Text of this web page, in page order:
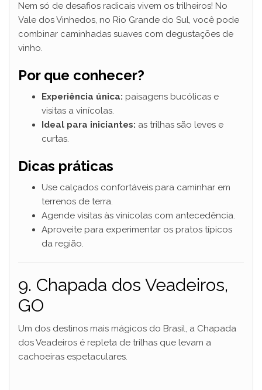
Nem só de desafios radicais vivem os trilheiros! No
Vale dos Vinhedos, no Rio Grande do Sul, você pode
combinar caminhadas suaves com degustações de
vinho.
Por que conhecer?
Experiência única: paisagens bucólicas e
visitas a vinícolas.
Ideal para iniciantes: as trilhas são leves e
curtas.
Dicas práticas
Use calçados confortáveis para caminhar em
terrenos de terra.
Agende visitas às vinícolas com antecedência.
Aproveite para experimentar os pratos típicos
da região.
9. Chapada dos Veadeiros,
GO
Um dos destinos mais mágicos do Brasil, a Chapada
dos Veadeiros é repleta de trilhas que levam a
cachoeiras espetaculares.